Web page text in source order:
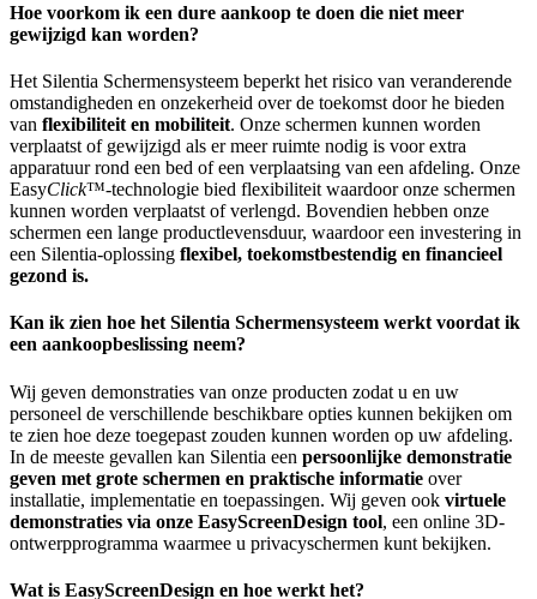
Hoe voorkom ik een dure aankoop te doen die niet meer
gewijzigd kan worden?
Het Silentia Schermensysteem beperkt het risico van veranderende
omstandigheden en onzekerheid over de toekomst door he bieden
van flexibiliteit en mobiliteit. Onze schermen kunnen worden
verplaatst of gewijzigd als er meer ruimte nodig is voor extra
apparatuur rond een bed of een verplaatsing van een afdeling. Onze
EasyClick™-technologie bied flexibiliteit waardoor onze schermen
kunnen worden verplaatst of verlengd. Bovendien hebben onze
schermen een lange productlevensduur, waardoor een investering in
een Silentia-oplossing flexibel, toekomstbestendig en financieel
gezond is.
Kan ik zien hoe het Silentia Schermensysteem werkt voordat ik
een aankoopbeslissing neem?
Wij geven demonstraties van onze producten zodat u en uw
personeel de verschillende beschikbare opties kunnen bekijken om
te zien hoe deze toegepast zouden kunnen worden op uw afdeling.
In de meeste gevallen kan Silentia een persoonlijke demonstratie
geven met grote schermen en praktische informatie over
installatie, implementatie en toepassingen. Wij geven ook virtuele
demonstraties via onze EasyScreenDesign tool, een online 3D-
ontwerpprogramma waarmee u privacyschermen kunt bekijken.
Wat is EasyScreenDesign en hoe werkt het?